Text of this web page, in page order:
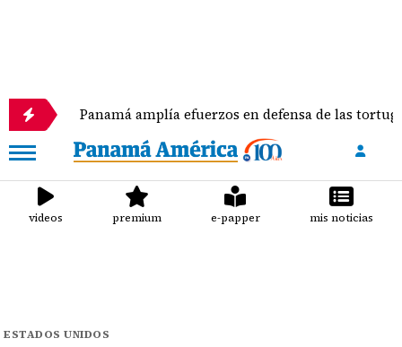
Panamá amplía efuerzos en defensa de las tortugas marinas
videos premium e-papper mis noticias
ESTADOS UNIDOS